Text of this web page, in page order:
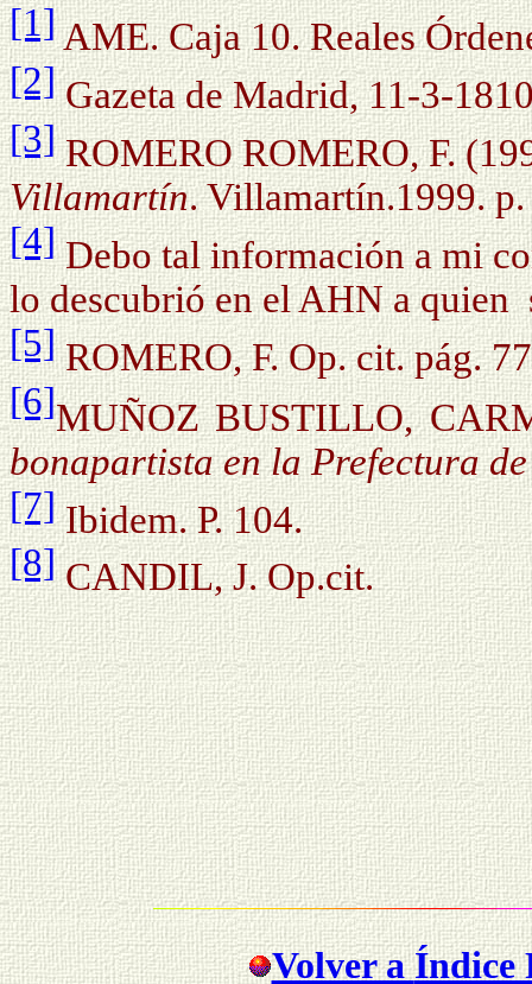
[1]AME. Caja 10. Reales
[2]Gazeta de Madrid, 11-3-
[3]ROMERO ROMERO, F.
Villamartín. Villamartín.1999.
[4]Debo tal información a mi
lo descubrió en el AHN a quien
[5]ROMERO, F. Op. cit. pág.
[6]MUÑOZ BUSTILLO,
bonapartista enla Prefecturade
[7]Ibidem. P. 104.
[8]CANDIL, J. Op.cit.
Volver aÍndice